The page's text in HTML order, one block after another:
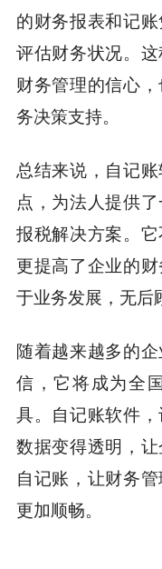
的财务报表和记
评估财务状况。
财务管理的信心
务决策支持。
总结来说，自记
点，为法人提供
报税解决方案。它
更提高了企业的
于业务发展，无后
随着越来越多的
信，它将成为全
具。自记账软件
数据变得透明，
自记账，让财务
更加顺畅。